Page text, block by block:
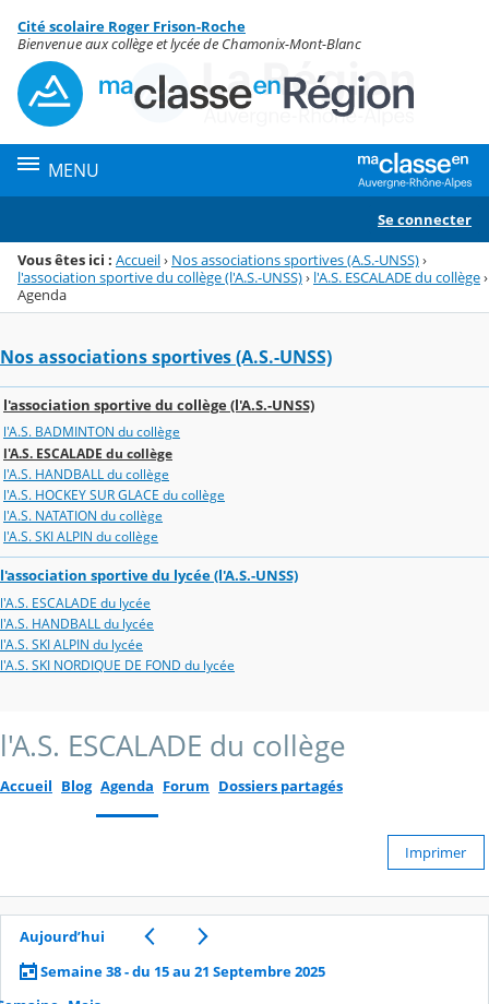
Menu de la rubrique
Contenu
Cité scolaire Roger Frison-Roche
Bienvenue aux collège et lycée de Chamonix-Mont-Blanc
MENU
Se connecter
Vous êtes ici : Accueil› Nos associations sportives (A.S.-UNSS)›
l'association sportive du collège (l'A.S.-UNSS)› l'A.S. ESCALADE du collège›
Agenda
Nos associations sportives (A.S.-UNSS)
l'association sportive du collège (l'A.S.-UNSS)
l'A.S. BADMINTON du collège
l'A.S. ESCALADE du collège
l'A.S. HANDBALL du collège
l'A.S. HOCKEY SUR GLACE du collège
l'A.S. NATATION du collège
l'A.S. SKI ALPIN du collège
l'association sportive du lycée (l'A.S.-UNSS)
l'A.S. ESCALADE du lycée
l'A.S. HANDBALL du lycée
l'A.S. SKI ALPIN du lycée
l'A.S. SKI NORDIQUE DE FOND du lycée
l'A.S. ESCALADE du collège
Accueil Blog Agenda Forum Dossiers partagés
Imprimer
Aujourd’hui
Semaine 38 - du 15 au 21 Septembre 2025